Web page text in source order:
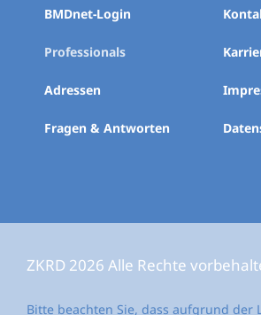
BMDnet-Login
Professionals
Adressen
Fragen & Antworten
ZKRD 2026 Alle Rechte
Bitte beachten Sie, dass aufgrund der